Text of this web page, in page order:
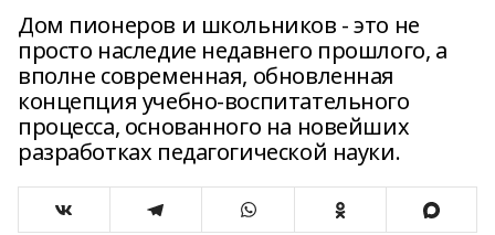
Дом пионеров и школьников - это не
просто наследие недавнего прошлого, а
вполне современная, обновленная
концепция учебно-воспитательного
процесса, основанного на новейших
разработках педагогической науки.